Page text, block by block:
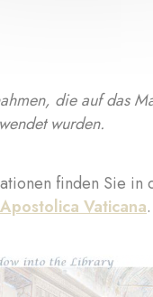
die auf das
wurden.
finden Sie in
Vaticana.